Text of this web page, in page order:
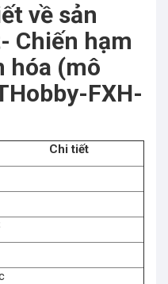
về sản
Chiến hạm
hóa (mô
FXH-
tiết